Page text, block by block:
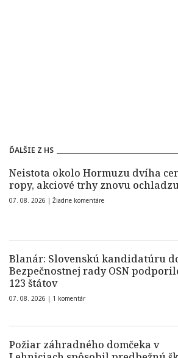
ĎALŠIE Z HS
Neistota okolo Hormuzu dvíha
ropy, akciové trhy znovu
07. 08. 2026 | Žiadne komentáre
Blanár: Slovenskú kandidatúru
Bezpečnostnej rady OSN
123 štátov
07. 08. 2026 | 1 komentár
Požiar záhradného domčeka v